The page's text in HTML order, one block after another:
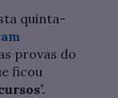
quinta-
provas do
ficou